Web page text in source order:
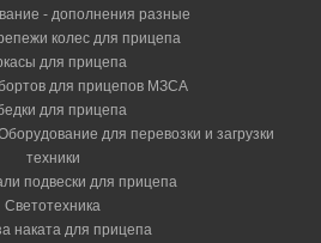
- дополнения разные
колес для прицепа
для прицепа
для прицепов МЗСА
для прицепа
для перевозки и загрузки
техники
подвески для прицепа
Светотехника
наката для прицепа